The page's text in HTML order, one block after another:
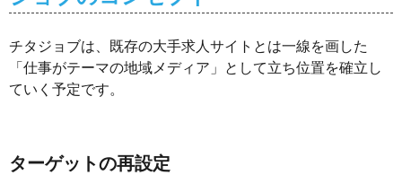
チタジョブは、既存の大手求人サイトとは一線を画した
「仕事がテーマの地域メディア」として立ち位置を確立し
ていく予定です。
ターゲットの再設定